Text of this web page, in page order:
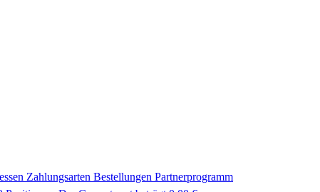
Zahlungsarten Bestellungen Partnerprogramm